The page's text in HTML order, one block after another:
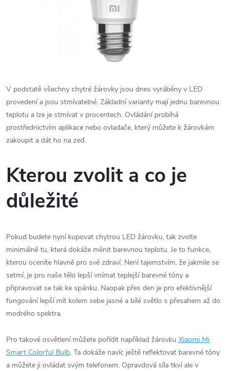
V podstatě všechny chytré žárovky jsou dnes vyráběny v LED
provedení a jsou stmívatelné. Základní varianty mají jednu barevnou
teplotu a lze je stmívat v procentech. Ovládání probíhá
prostřednictvím aplikace nebo ovladače, který můžete k žárovkám
zakoupit a dát ho na zeď.
Kterou zvolit a co je
důležité
Pokud budete nyní kupovat chytrou LED žárovku, tak zvolte
minimálně tu, která dokáže měnit barevnou teplotu. Je to funkce,
kterou oceníte hlavně pro své zdraví. Není tajemstvím, že jakmile se
setmí, je pro naše tělo lepší vnímat teplejší barevné tóny a
připravovat se tak ke spánku. Naopak přes den je pro efektivnější
fungování lepší mít kolem sebe jasné a bílé světlo s přesahem až do
modrého spektra.
Pro takové osvětlení můžete pořídit například žárovku Xiaomi Mi
Smart Colorful Bulb. Ta dokáže navíc ještě reflektovat barevné tóny
a můžete ji ovládat svým telefonem. Opravdová síla tkví ale v